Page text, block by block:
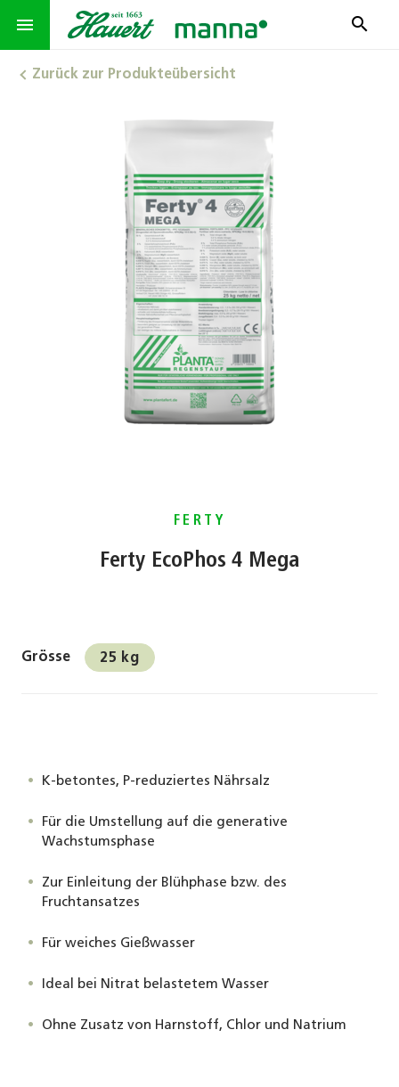
menu search
Zurück zur Produkteübersicht
FERTY
Ferty EcoPhos 4 Mega
K-betontes, P-reduziertes Nährsalz
Für die Umstellung auf die generative
Wachstumsphase
Zur Einleitung der Blühphase bzw. des
Fruchtansatzes
Für weiches Gießwasser
Ideal bei Nitrat belastetem Wasser
Ohne Zusatz von Harnstoff, Chlor und Natrium
Grösse 25 kg